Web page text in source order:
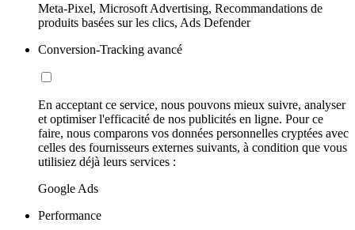
Meta-Pixel, Microsoft Advertising, Recommandations de
produits basées sur les clics, Ads Defender
Conversion-Tracking avancé
En acceptant ce service, nous pouvons mieux suivre, analyser
et optimiser l'efficacité de nos publicités en ligne. Pour ce
faire, nous comparons vos données personnelles cryptées avec
celles des fournisseurs externes suivants, à condition que vous
utilisiez déjà leurs services :
Google Ads
Performance